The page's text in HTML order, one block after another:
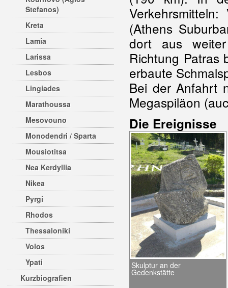
Stefanos)
Kreta
Lamia
Larissa
Lesbos
Lingiades
Marathoussa
Mesovouno
Monodendri / Sparta
Mousiotitsa
Nea Kerdyllia
Nikea
Pyrgi
Rhodos
Thessaloniki
Volos
Ypati
Kurzbiografien
(Athens
dort aus
Richtung Patras
erbaute
Bei der Anfahrt
Megaspiläon
Die Ereignisse
Skulptur an der
Gedenkstätte